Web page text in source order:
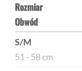
Rozmiar
Obwód
S/M
51 - 58 cm